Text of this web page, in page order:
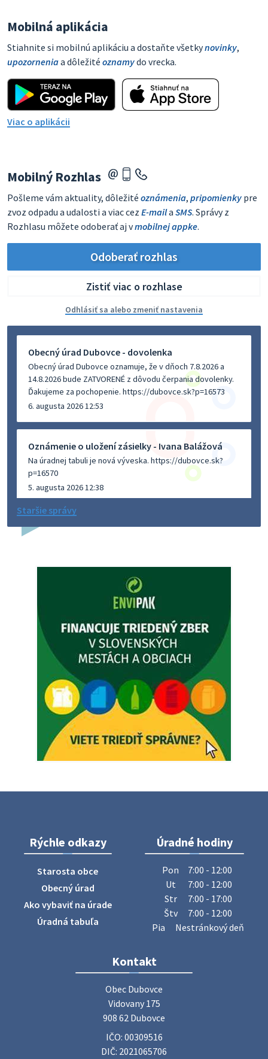
Mobilná aplikácia
Stiahnite si mobilnú aplikáciu a dostaňte všetkynovinky,
upozorneniaa dôležité oznamydo vrecka.
Viac o aplikácii
Mobilný Rozhlas
Pošleme vám aktuality, dôležité oznámenia, pripomienky pre
zvoz odpadu a udalosti a viac cez E-maila SMS. Správy z
Rozhlasu môžete odoberať aj vmobilnej appke.
Odoberať rozhlas
Zistiť viac o rozhlase
Odhlásiť sa alebo zmeniť nastavenia
Obecný úrad Dubovce - dovolenka
Obecný úrad Dubovce oznamuje, že v dňoch 7.8.2026 a
14.8.2026 bude ZATVORENÉ z dôvodu čerpania dovolenky.
Ďakujeme za pochopenie. https://dubovce.sk?p=16573
6. augusta 2026 12:53
Oznámenie o uložení zásielky - Ivana Balážová
Na úradnej tabuli je nová výveska. https://dubovce.sk?
p=16570
5. augusta 2026 12:38
Dovolenka - MUDr. Marián Sivoň
budeZATVORENÁ z dôvodu čerpania dovolenky. Akútne
prípady bude riešiť MUDr.Fisch…
Zajtrajší zvoz odpadu
Vážený občan, zajtra 5. 8. sa bude zvážať komunálny odpad.
4. augusta 2026 15:30
Dnešný zvoz odpadu
Vážený občan, dnes 5. 8. sa zváža komunálny odpad.
5. augusta 2026 05:00
ZBER ŽELEZA
Obecný úrad oznamuje občanom, že v stredu 29. júla 2026
sa v našej obci uskutoční zber železa. Pracovníci Obecného
úradu budú od 8.00 hod. prechádzať obcou a zbierať
železný odpad …
27. júla 2026 06:31
Zájazd do Veľkého Medera
Základná organizácia Únie žien Slovenska Dubovce
srdečne pozýva svoje členky, ich rodinných príslušníkov aj
priateľov na jednodňový zájazd na termálne kúpalisko
Staršie správy
Rýchle odkazy
Starosta obce
Obecný úrad
Ako vybaviť na úrade
Úradná tabuľa
Úradné hodiny
Pon
7:00 - 12:00
Ut
7:00 - 12:00
Str
7:00 - 17:00
Štv
7:00 - 12:00
Pia
Nestránkový deň
Kontakt
Obec Dubovce
Vidovany 175
908 62 Dubovce
IČO: 00309516
DIČ: 2021065706